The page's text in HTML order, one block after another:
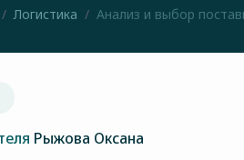
Логистика Анализ и выбор
Рыжова Оксана